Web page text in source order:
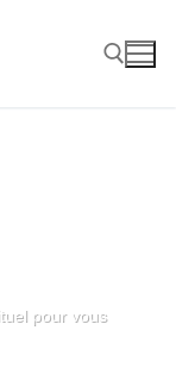
pour vous